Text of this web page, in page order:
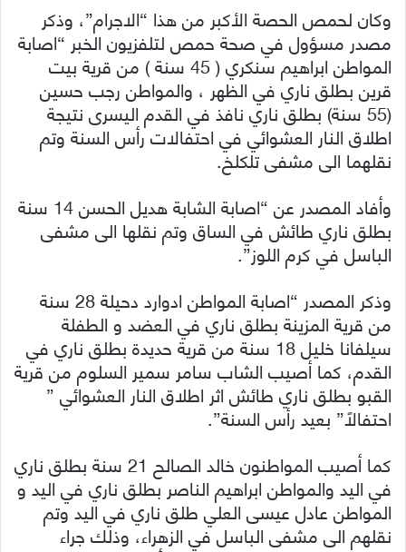
وكان لحمص الحصة الأكبر من هذا “الاجرام”، وذكر
مصدر مسؤول في صحة حمص لتلفزيون الخبر “اصابة
المواطن ابراهيم سنكري ( 45 سنة ) من قرية بيت
قرين بطلق ناري في الظهر ، والمواطن رجب حسين
(55 سنة) بطلق ناري نافذ في القدم اليسرى نتيجة
اطلاق النار العشوائي في احتفالات رأس السنة وتم
نقلهما الى مشفى تلكلخ.
وأفاد المصدر عن “اصابة الشابة هديل الحسن 14 سنة
بطلق ناري طائش في الساق وتم نقلها الى مشفى
الباسل في كرم اللوز”.
وذكر المصدر “اصابة المواطن ادوارد دحيلة 28 سنة
من قرية المزينة بطلق ناري في العضد و الطفلة
سيلفانا خليل 18 سنة من قرية حديدة بطلق ناري في
القدم، كما أصيب الشاب سامر سمير السلوم من قرية
القبو بطلق ناري طائش اثر اطلاق النار العشوائي ”
احتفالاً” بعيد رأس السنة”.
كما أصيب المواطنون خالد الصالح 21 سنة بطلق ناري
في اليد والمواطن ابراهيم الناصر بطلق ناري في اليد و
المواطن عادل عيسى العلي طلق ناري في اليد وتم
نقلهم الى مشفى الباسل في الزهراء، وذلك جراء